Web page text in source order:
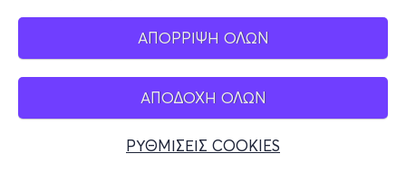
ΑΠΟΡΡΙΨΗ ΟΛΩΝ
ΑΠΟΔΟΧΗ ΟΛΩΝ
ΡΥΘΜΙΣΕΙΣ COOKIES